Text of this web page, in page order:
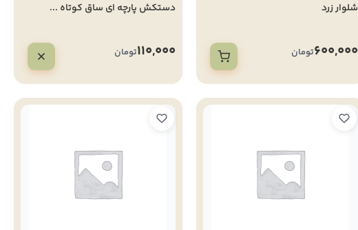
شلوار زرد
600,000تومان
دستکش پارچه ای ساق کوتاه ...
110,000تومان